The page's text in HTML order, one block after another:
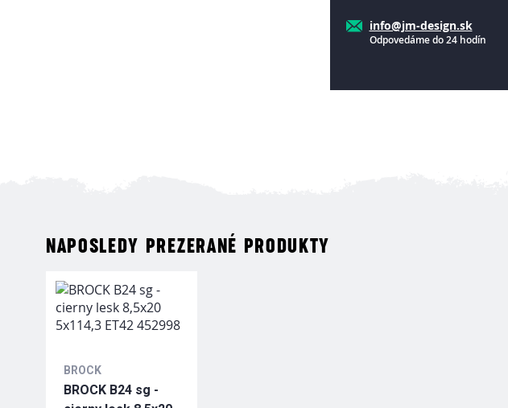
info@jm-design.sk
Odpovedáme do 24 hodín
NAPOSLEDY PREZERANÉ PRODUKTY
BROCK
BROCK B24 sg -